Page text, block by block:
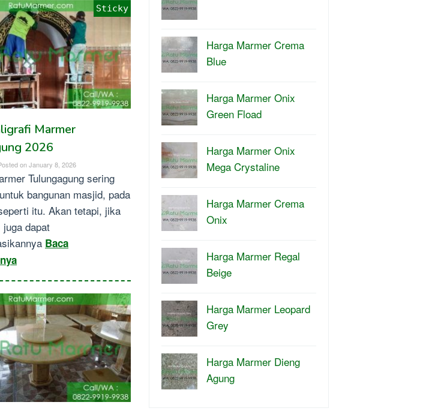
Marmer
2026
onJanuary 8, 2026
Tulungagung sering
bangunan masjid, pada
itu. Akan tetapi, jika
dapat
Baca
Sticky
Harga Marmer Crema
Blue
Harga Marmer Onix
Green Fload
Harga Marmer Onix
Mega Crystaline
Harga Marmer Crema
Onix
Harga Marmer Regal
Beige
Harga Marmer Leopard
Grey
Harga Marmer Dieng
Agung